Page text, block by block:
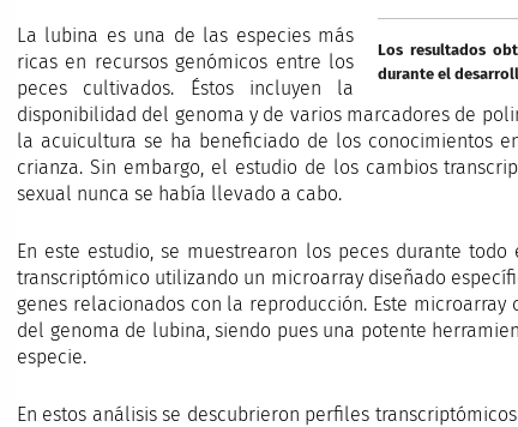
Los resultados
durante el
La lubina es una de las especies más
ricas en recursos genómicos entre los
peces cultivados. Éstos incluyen la
disponibilidad del genoma y de varios marcadores de
la acuicultura se ha beneficiado de los conocimientos
crianza. Sin embargo, el estudio de los cambios
sexual nunca se había llevado a cabo.
En este estudio, se muestrearon los peces durante
transcriptómico utilizando un microarray diseñado
genes relacionados con la reproducción. Este
del genoma de lubina, siendo pues una potente
especie.
En estos análisis se descubrieron perfiles